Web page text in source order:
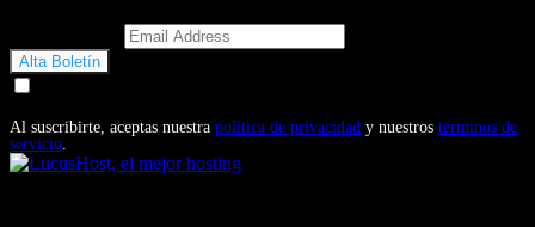
Al suscribirte, aceptas nuestra política de privacidad y nuestros términos de
servicio.